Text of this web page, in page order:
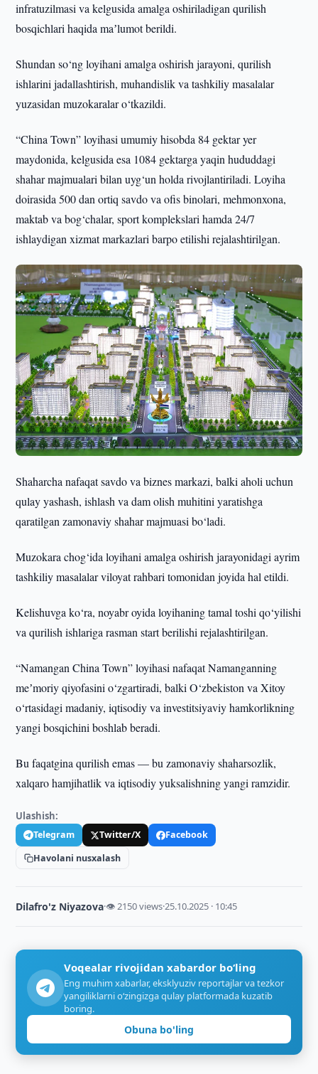
infratuzilmasi va kelgusida amalga oshiriladigan qurilish
bosqichlari haqida maʼlumot berildi.
Shundan so‘ng loyihani amalga oshirish jarayoni, qurilish
ishlarini jadallashtirish, muhandislik va tashkiliy masalalar
yuzasidan muzokaralar o‘tkazildi.
“China Town” loyihasi umumiy hisobda 84 gektar yer
maydonida, kelgusida esa 1084 gektarga yaqin hududdagi
shahar majmualari bilan uyg‘un holda rivojlantiriladi. Loyiha
doirasida 500 dan ortiq savdo va ofis binolari, mehmonxona,
maktab va bog‘chalar, sport komplekslari hamda 24/7
ishlaydigan xizmat markazlari barpo etilishi rejalashtirilgan.
Shaharcha nafaqat savdo va biznes markazi, balki aholi uchun
qulay yashash, ishlash va dam olish muhitini yaratishga
qaratilgan zamonaviy shahar majmuasi bo‘ladi.
Muzokara chog‘ida loyihani amalga oshirish jarayonidagi ayrim
tashkiliy masalalar viloyat rahbari tomonidan joyida hal etildi.
Kelishuvga ko‘ra, noyabr oyida loyihaning tamal toshi qo‘yilishi
va qurilish ishlariga rasman start berilishi rejalashtirilgan.
“Namangan China Town” loyihasi nafaqat Namanganning
meʼmoriy qiyofasini o‘zgartiradi, balki O‘zbekiston va Xitoy
o‘rtasidagi madaniy, iqtisodiy va investitsiyaviy hamkorlikning
yangi bosqichini boshlab beradi.
Bu faqatgina qurilish emas — bu zamonaviy shaharsozlik,
xalqaro hamjihatlik va iqtisodiy yuksalishning yangi ramzidir.
Ulashish:
Telegram Twitter/X
Facebook
Havolani nusxalash
Dilafro'z Niyazova·👁 2150 views·25.10.2025 · 10:45
Voqealar rivojidan xabardor bo‘ling
Eng muhim xabarlar, eksklyuziv reportajlar va tezkor
yangiliklarni o‘zingizga qulay platformada kuzatib
boring.
Obuna bo'ling